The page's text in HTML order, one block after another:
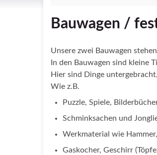
Bauwagen /
Unsere zwei Bauwagen
In den Bauwagen sind kleine
Hier sind Dinge
Wie z.B.
Puzzle, Spiele,
Schminksachen und
Werkmaterial wie
Gaskocher, Geschirr